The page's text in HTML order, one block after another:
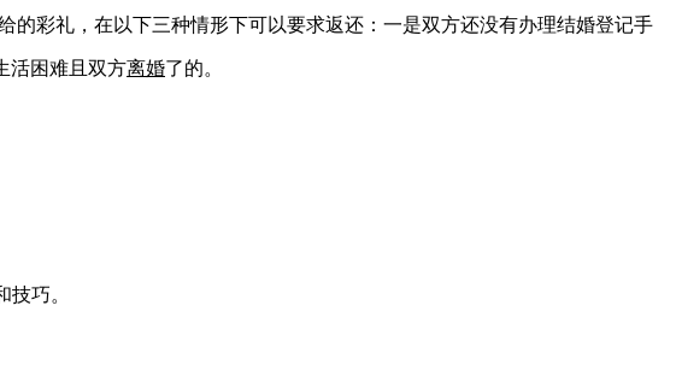
的彩礼，在以下三种情形下可以要求返还：一是双方还没有办理结婚登记手
活困难且双方离婚了的。
巧。